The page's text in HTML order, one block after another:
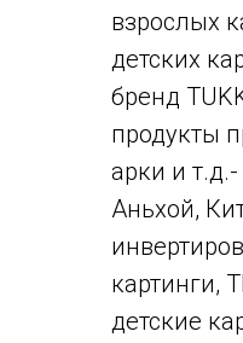
взрослых
детских
бренд
продукты
арки и
Аньхой,
картинги,
детские